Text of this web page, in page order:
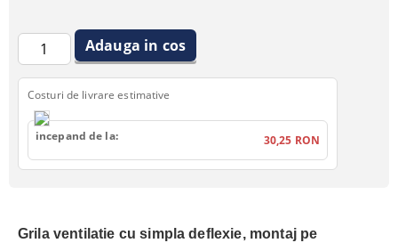
Grila ventilatie cu simpla deflexie, montaj pe
Costuri de livrare estimative
incepand de la: 30,25 RON